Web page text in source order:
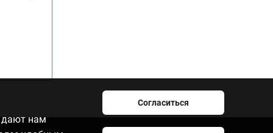
дают нам
Согласиться